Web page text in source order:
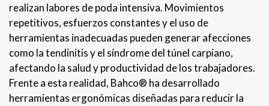
realizan labores de poda intensiva. Movimientos
repetitivos, esfuerzos constantes y el uso de
herramientas inadecuadas pueden generar afecciones
como la tendinitis y el síndrome del túnel carpiano,
afectando la salud y productividad de los trabajadores.
Frente a esta realidad, Bahco® ha desarrollado
herramientas ergonómicas diseñadas para reducir la